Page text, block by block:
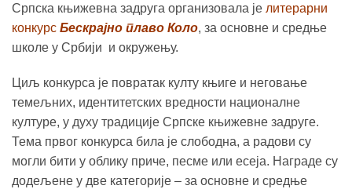
Српска књижевна задруга организовала је литерарни
конкурс Бескрајно плаво Коло, за основне и средње
школе у Србији и окружењу.
Циљ конкурса је повратак култу књиге и неговање
темељних, идентитетских вредности националне
културе, у духу традиције Српске књижевне задруге.
Тема првог конкурса била је слободна, а радови су
могли бити у облику приче, песме или есеја. Награде су
додељене у две категорије – за основне и средње